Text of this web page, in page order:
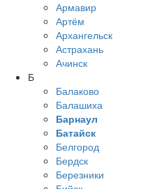
Армавир
Артём
Архангельск
Астрахань
Ачинск
Б
Балаково
Балашиха
Барнаул
Батайск
Белгород
Бердск
Березники